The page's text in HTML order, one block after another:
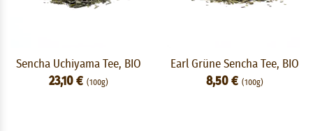
Sencha Uchiyama Tee, BIO
23,10 € (100g)
Earl Grüne Sencha Tee, BIO
8,50 € (100g)